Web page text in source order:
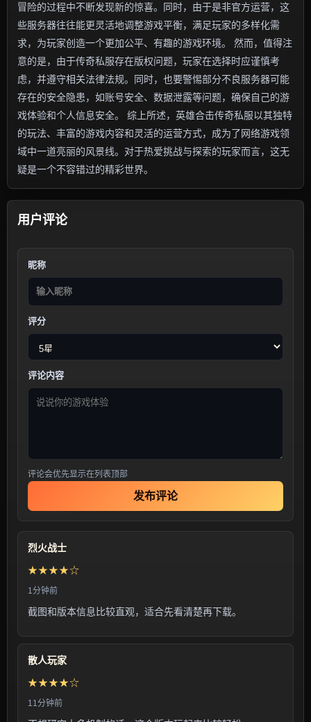
冒险的过程中不断发现新的惊喜。同时，由于是非官方运营，这
些服务器往往能更灵活地调整游戏平衡，满足玩家的多样化需
求，为玩家创造一个更加公平、有趣的游戏环境。 然而，值得注
意的是，由于传奇私服存在版权问题，玩家在选择时应谨慎考
虑，并遵守相关法律法规。同时，也要警惕部分不良服务器可能
存在的安全隐患，如账号安全、数据泄露等问题，确保自己的游
戏体验和个人信息安全。 综上所述，英雄合击传奇私服以其独特
的玩法、丰富的游戏内容和灵活的运营方式，成为了网络游戏领
域中一道亮丽的风景线。对于热爱挑战与探索的玩家而言，这无
疑是一个不容错过的精彩世界。
用户评论
昵称
评分
评论内容
评论会优先显示在列表顶部
发布评论
烈火战士
★★★★☆
1分钟前
截图和版本信息比较直观，适合先看清楚再下载。
散人玩家
★★★★☆
11分钟前